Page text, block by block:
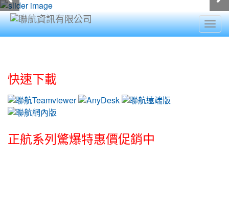
快速下載
正航系列驚爆特惠價促銷中